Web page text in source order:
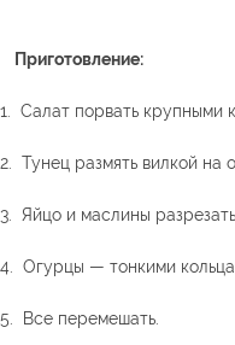
Приготовление:
1. Салат порвать крупными
2. Тунец размять вилкой на
3. Яйцо и маслины
4. Огурцы — тонкими
5. Все перемешать.